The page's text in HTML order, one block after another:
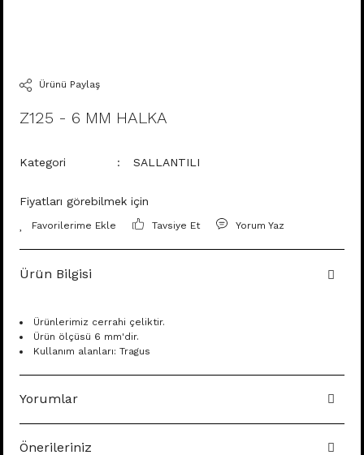
Ürünü Paylaş
Z125 - 6 MM HALKA
Kategori SALLANTILI
Fiyatları görebilmek için
Tavsiye Et Yorum Yaz
Ürün Bilgisi
Ürünlerimiz cerrahi çeliktir.
Ürün ölçüsü 6 mm'dir.
Kullanım alanları: Tragus
Yorumlar
Önerileriniz